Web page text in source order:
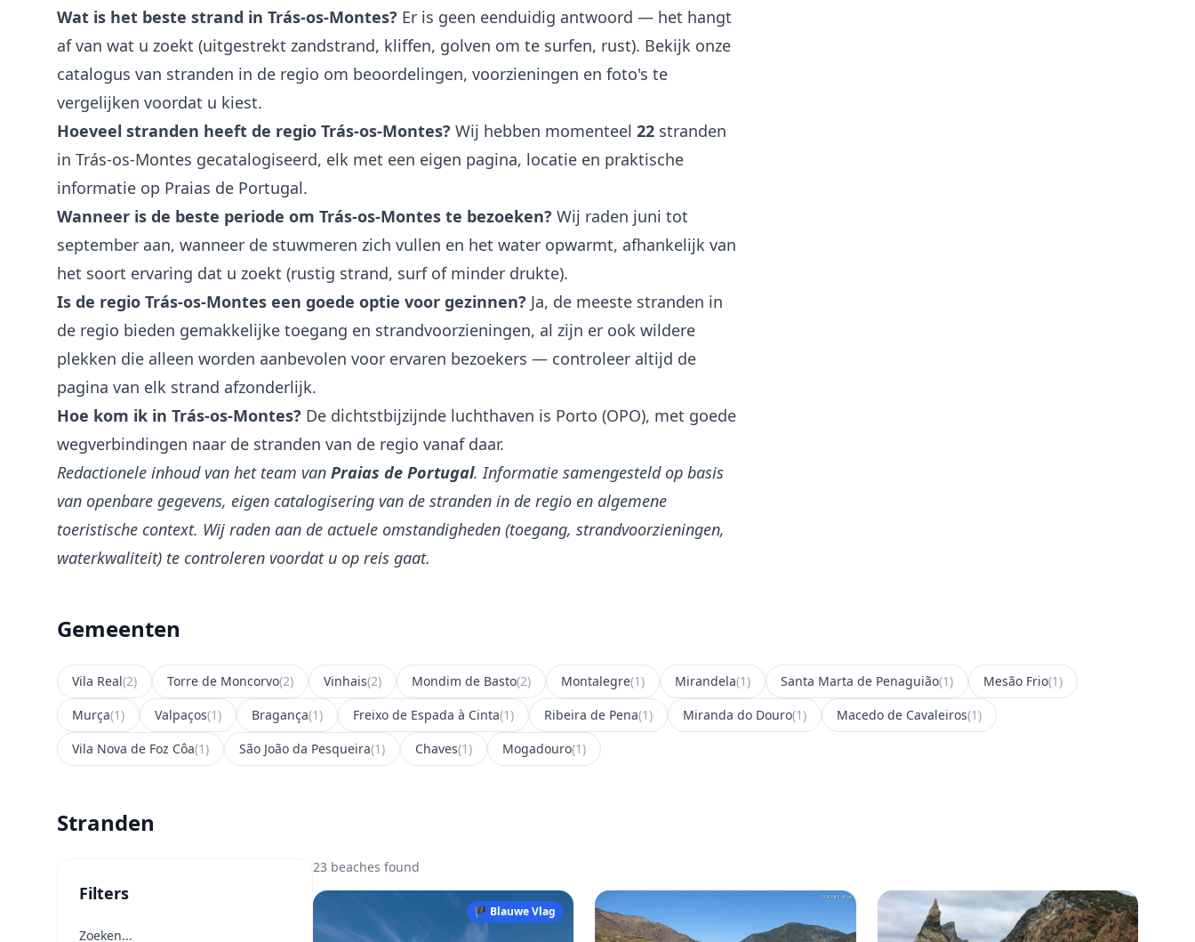
Wat is het beste strand in Trás-os-Montes? Er is geen eenduidig antwoord — het hangt
af van wat u zoekt (uitgestrekt zandstrand, kliffen, golven om te surfen, rust). Bekijk onze
catalogus van stranden in de regio om beoordelingen, voorzieningen en foto's te
vergelijken voordat u kiest.
Hoeveel stranden heeft de regio Trás-os-Montes? Wij hebben momenteel 22 stranden
in Trás-os-Montes gecatalogiseerd, elk met een eigen pagina, locatie en praktische
informatie op Praias de Portugal.
Wanneer is de beste periode om Trás-os-Montes te bezoeken? Wij raden juni tot
september aan, wanneer de stuwmeren zich vullen en het water opwarmt, afhankelijk van
het soort ervaring dat u zoekt (rustig strand, surf of minder drukte).
Is de regio Trás-os-Montes een goede optie voor gezinnen? Ja, de meeste stranden in
de regio bieden gemakkelijke toegang en strandvoorzieningen, al zijn er ook wildere
plekken die alleen worden aanbevolen voor ervaren bezoekers — controleer altijd de
pagina van elk strand afzonderlijk.
Hoe kom ik in Trás-os-Montes? De dichtstbijzijnde luchthaven is Porto (OPO), met goede
wegverbindingen naar de stranden van de regio vanaf daar.
Redactionele inhoud van het team van Praias de Portugal. Informatie samengesteld op basis
van openbare gegevens, eigen catalogisering van de stranden in de regio en algemene
toeristische context. Wij raden aan de actuele omstandigheden (toegang, strandvoorzieningen,
waterkwaliteit) te controleren voordat u op reis gaat.
Gemeenten
Vila Real(2) Torre de Moncorvo(2) Vinhais(2) Mondim de Basto(2) Montalegre(1) Mirandela(1) Santa Marta de Penaguião(1) Mesão Frio(1)
Murça(1) Valpaços(1) Bragança(1) Freixo de Espada à Cinta(1) Ribeira de Pena(1) Miranda do Douro(1) Macedo de Cavaleiros(1)
Vila Nova de Foz Côa(1) São João da Pesqueira(1) Chaves(1) Mogadouro(1)
Stranden
Filters
Zoeken...
23 beaches found
🏴 Blauwe Vlag